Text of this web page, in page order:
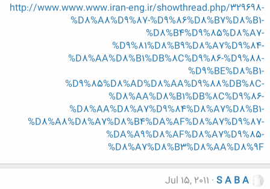
http://www.www.www.iran-eng.ir/showthread.php/329698-
%D8%A8%D9%87-%D9%86%D8%B7%D8%B1-
%D8%B4%D9%85%D8%A7-
%D9%81%D8%B9%D8%A7%D9%84-
%D8%AA%D8%B1%DB%8C%D9%86-%D9%88-
%D9%BE%D8%B1-
%D9%85%D8%AD%D8%AA%D9%88%DB%8C-
%D8%AA%D8%B1%DB%8C%D9%86-
%D8%AA%D8%A7%D9%84%D8%A7%D8%B1-
%D8%A8%D8%A7%D8%B4%DA%AF%D8%A7%D9%87-
%DA%A9%D8%AF%D8%A7%D9%85-
%D8%A7%D8%B3%D8%AA%D8%9F
S A B A
Jul 15, 2011